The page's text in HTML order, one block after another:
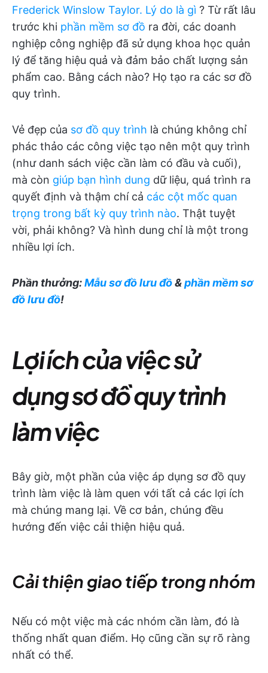
Frederick Winslow Taylor. Lý do là gì ? Từ rất lâu
trước khi phần mềm sơ đồ ra đời, các doanh
nghiệp công nghiệp đã sử dụng khoa học quản
lý để tăng hiệu quả và đảm bảo chất lượng sản
phẩm cao. Bằng cách nào? Họ tạo ra các sơ đồ
quy trình.
Vẻ đẹp của sơ đồ quy trình là chúng không chỉ
phác thảo các công việc tạo nên một quy trình
(như danh sách việc cần làm có đầu và cuối),
mà còn giúp bạn hình dung dữ liệu, quá trình ra
quyết định và thậm chí cả các cột mốc quan
trọng trong bất kỳ quy trình nào. Thật tuyệt
vời, phải không? Và hình dung chỉ là một trong
nhiều lợi ích.
Phần thưởng:Mẫu sơ đồ lưu đồ&phần mềm sơ
đồ lưu đồ!
Lợi ích của việc sử
dụng sơ đồ quy trình
làm việc
Bây giờ, một phần của việc áp dụng sơ đồ quy
trình làm việc là làm quen với tất cả các lợi ích
mà chúng mang lại. Về cơ bản, chúng đều
hướng đến việc cải thiện hiệu quả.
Cải thiện giao tiếp trong nhóm
Nếu có một việc mà các nhóm cần làm, đó là
thống nhất quan điểm. Họ cũng cần sự rõ ràng
nhất có thể.